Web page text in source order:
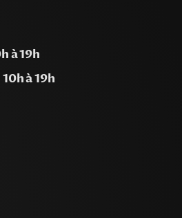
à 19h
10h à 19h